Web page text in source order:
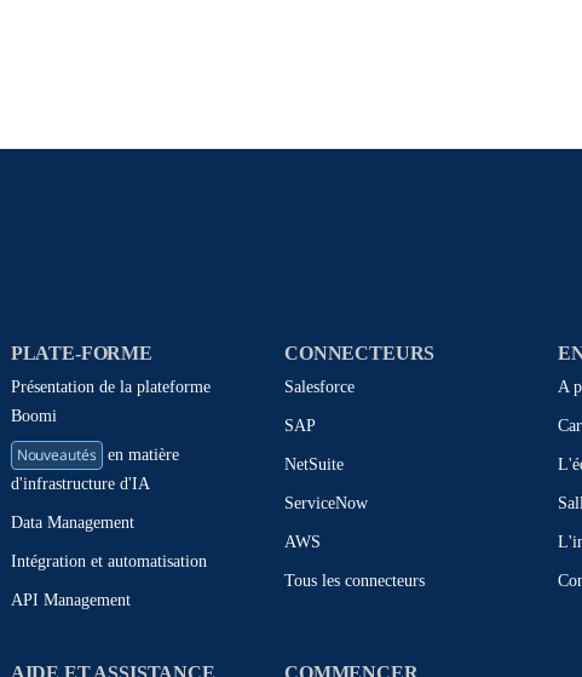
PLATE-FORME
Présentation de la plateforme
Boomi
Nouveautés
en matière
d'infrastructure d'IA
Data Management
Intégration et automatisation
API Management
CONNECTEURS
Salesforce
SAP
NetSuite
ServiceNow
AWS
Tous les connecteurs
A
AIDE ET ASSISTANCE COMMENCER